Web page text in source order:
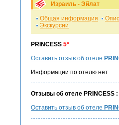
Израиль - Эйлат
Общая информация
Экскурсии
PRINCESS 5*
Оставить отзыв об отеле
Информации по отелю нет
Отзывы об отеле PRINCESS :
Оставить отзыв об отеле